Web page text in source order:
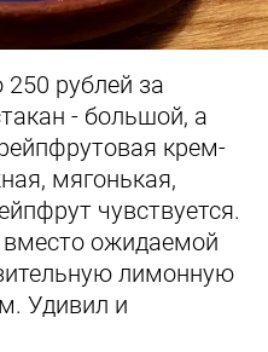
рублей за
- большой, а
крем-
мягонькая,
чувствуется.
ожидаемой
лимонную
Удивил и